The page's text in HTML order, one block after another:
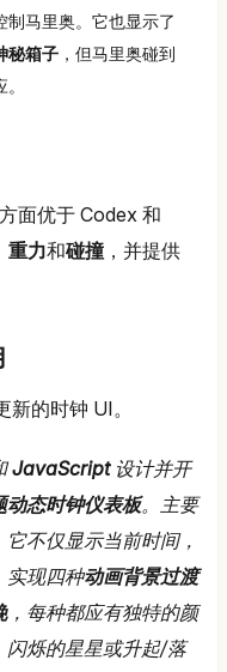
制马里奥。它也显示了
秘箱子 ，但马里奥碰到
面优于 Codex 和
重力和碰撞 ，并提供
的时钟 UI。
JavaScript设计并开
动态时钟仪表板。主要
它不仅显示当前时间，
实现四种动画背景过渡
，每种都应有独特的颜
闪烁的星星或升起/落